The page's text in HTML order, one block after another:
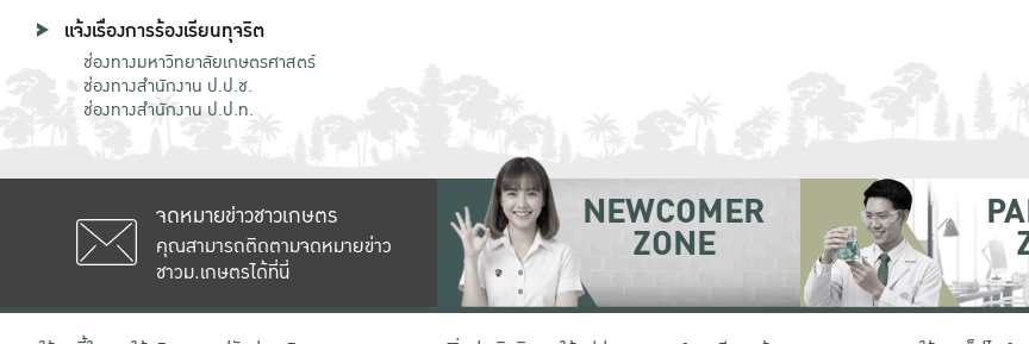
แจ้งเรื่องการร้องเรียนทุจริต
ช่องทางมหาวิทยาลัยเกษตรศาสตร์
ช่องทางสำนักงาน ป.ป.ช.
ช่องทางสำนักงาน ป.ป.ท.
จดหมายข่าวชาวเกษตร
คุณสามารถติดตามจดหมายข่าว
ชาวม.เกษตรได้ที่นี่
NEWCOMER
ZONE